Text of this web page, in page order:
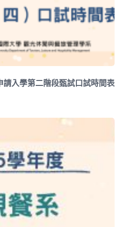
請入學第二階段甄試口試時間表